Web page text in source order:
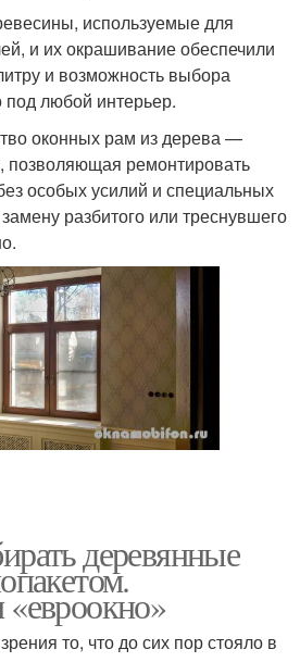
используемые для
и их окрашивание обеспечили
и возможность выбора
под любой интерьер.
оконных рам из дерева —
позволяющая ремонтировать
особых усилий и специальных
разбитого или треснувшего
деревянные
то, что до сих пор стояло в